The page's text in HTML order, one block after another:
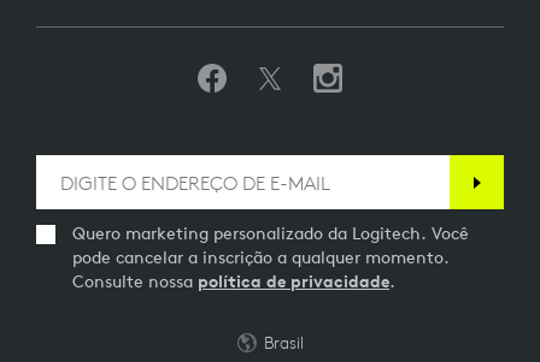
Quero marketing personalizado da Logitech. Você
pode cancelar a inscrição a qualquer momento.
Consulte nossa política de privacidade.
Brasil